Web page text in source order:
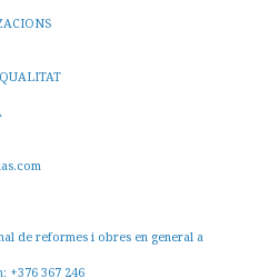
de reformes i obres en general a
+376 367 246